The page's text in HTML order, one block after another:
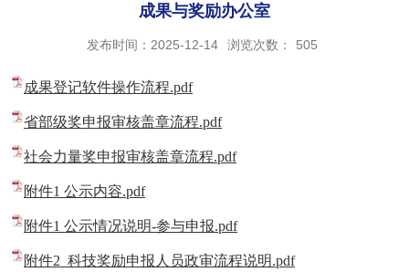
成果与奖励办公室
发布时间：2025-12-14 浏览次数： 505
成果登记软件操作流程.pdf
省部级奖申报审核盖章流程.pdf
社会力量奖申报审核盖章流程.pdf
附件1 公示内容.pdf
附件1 公示情况说明-参与申报.pdf
附件2 科技奖励申报人员政审流程说明.pdf